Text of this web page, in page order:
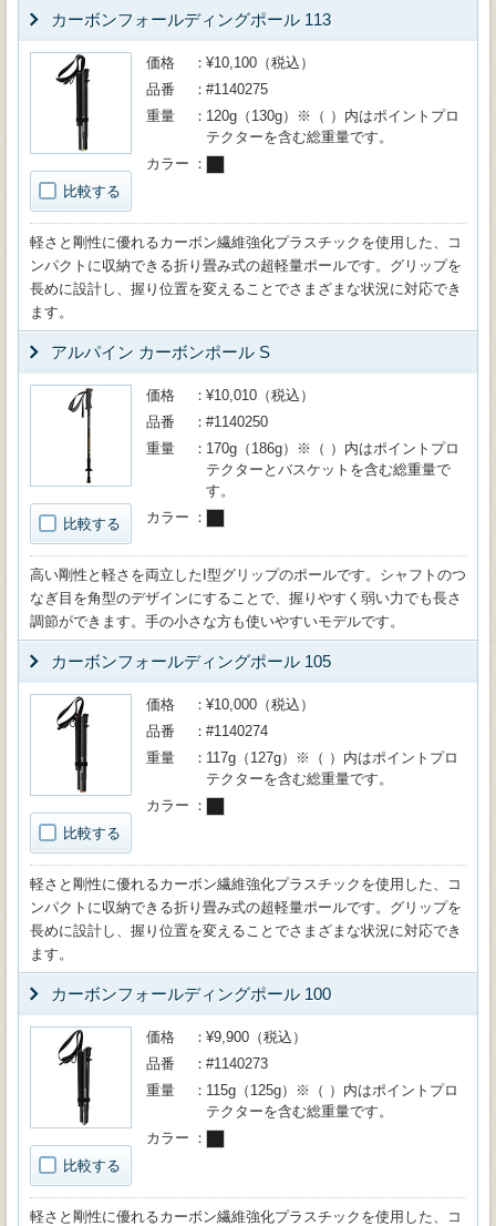
カーボンフォールディングポール 113
比較する
価格
¥10,100（税込）
品番
#1140275
重量
120g（130g）※（ ）内はポイントプロ
テクターを含む総重量です。
カラー
軽さと剛性に優れるカーボン繊維強化プラスチックを使用した、コ
ンパクトに収納できる折り畳み式の超軽量ポールです。グリップを
長めに設計し、握り位置を変えることでさまざまな状況に対応でき
ます。
アルパイン カーボンポール S
比較する
価格
¥10,010（税込）
品番
#1140250
重量
170g（186g）※（ ）内はポイントプロ
テクターとバスケットを含む総重量で
す。
カラー
高い剛性と軽さを両立したI型グリップのポールです。シャフトのつ
なぎ目を角型のデザインにすることで、握りやすく弱い力でも長さ
調節ができます。手の小さな方も使いやすいモデルです。
カーボンフォールディングポール 105
比較する
価格
¥10,000（税込）
品番
#1140274
重量
117g（127g）※（ ）内はポイントプロ
テクターを含む総重量です。
カラー
軽さと剛性に優れるカーボン繊維強化プラスチックを使用した、コ
ンパクトに収納できる折り畳み式の超軽量ポールです。グリップを
長めに設計し、握り位置を変えることでさまざまな状況に対応でき
ます。
カーボンフォールディングポール 100
比較する
価格
¥9,900（税込）
品番
#1140273
重量
115g（125g）※（ ）内はポイントプロ
テクターを含む総重量です。
カラー
軽さと剛性に優れるカーボン繊維強化プラスチックを使用した、コ